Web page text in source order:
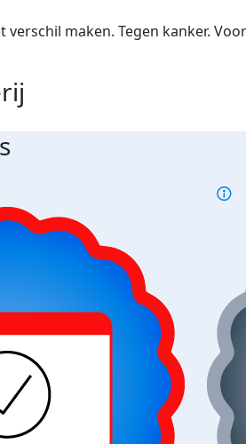
verschil maken. Tegen kanker.